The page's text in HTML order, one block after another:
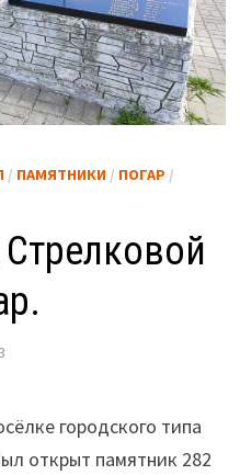
/ ПАМЯТНИКИ/ ПОГАР /
городского типа
открыт памятник 282